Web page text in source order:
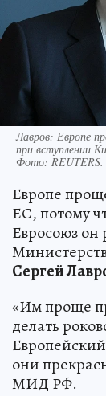
Лавров: Европе
при вступлении
Фото: REUTERS.
Европе
ЕС, потому
Евросоюз он
Сергей
«Им проще
делать
они
МИД РФ.